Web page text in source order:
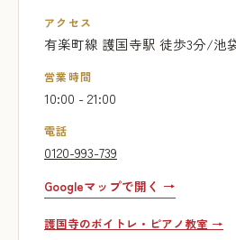
アクセス
有楽町線 護国寺駅 徒歩3分/池
営業時間
10:00 - 21:00
電話
0120-993-739
Googleマップで開く →
護国寺のボイトレ・ピアノ教室 →